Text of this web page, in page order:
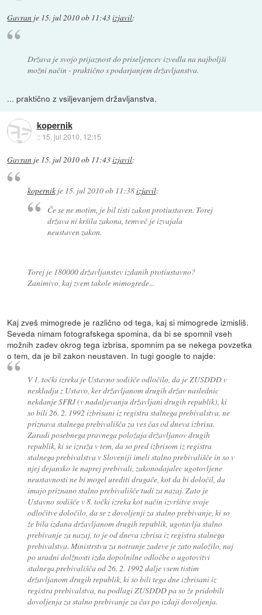
Gavran je 15. jul 2010 ob 11:43izjavil:
Država je svojo prijaznost do priseljencev izvedla na najboljši
možni način - praktično s podarjanjem državljanstva.
... praktično z vsiljevanjem državljanstva.
kopernik
:: 15. jul 2010, 12:15
Gavran je 15. jul 2010 ob 11:43izjavil:
kopernikje 15. jul 2010 ob 11:38izjavil:
Če se ne motim, je bil tisti zakon protiustaven. Torej
država ni kršila zakona, temveč je izvajala
neustaven zakon.
Torej je 180000 državljanstev izdanih protiustavno?
Zanimivo, kaj zvem takole mimogrede...
Kaj zveš mimogrede je različno od tega, kaj si mimogrede izmisliš.
Seveda nimam fotografskega spomina, da bi se spomnil vseh
možnih zadev okrog tega izbrisa, spomnim pa se nekega povzetka
o tem, da je bil zakon neustaven. In tugi google to najde:
V 1. točki izreka je Ustavno sodišče odločilo, da je ZUSDDD v
neskladju z Ustavo, ker državljanom drugih držav naslednic
nekdanje SFRJ (v nadaljevanju državljani drugih republik), ki
so bili 26. 2. 1992 izbrisani iz registra stalnega prebivalstva, ne
priznava stalnega prebivališča za ves čas od dneva izbrisa.
Zaradi posebnega pravnega položaja državljanov drugih
republik, ki se izraža v tem, da so pred izbrisom iz registra
stalnega prebivalstva v Sloveniji imeli stalno prebivališče in so v
njej dejansko še naprej prebivali, zakonodajalec ugotovljene
neustavnosti ne bi mogel urediti drugače, kot da bi določil, da
imajo priznano stalno prebivališče tudi za nazaj. Zato je
Ustavno sodišče v 8. točki izreka kot način izvršitve svoje
odločitve določilo, da se z dovoljenji za stalno prebivanje, ki so
že bila izdana državljanom drugih republik, ugotavlja stalno
prebivanje za nazaj, to je od dneva izbrisa iz registra stalnega
prebivalstva. Ministrstvu za notranje zadeve je zato naložilo, naj
po uradni dolžnosti izda dopolnilne odločbe o ugotovitvi
stalnega prebivališča od 26. 2. 1992 dalje vsem tistim
državljanom drugih republik, ki so bili tega dne izbrisani iz
registra prebivalstva, na podlagi ZUSDDD pa so že pridobili
dovoljenja za stalno prebivanje za čas po izdaji dovoljenja.